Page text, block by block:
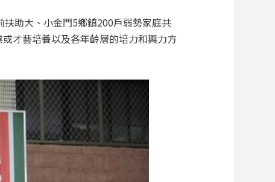
助大、小金門5鄉鎮200戶弱勢家庭共
才藝培養以及各年齡層的培力和興力方